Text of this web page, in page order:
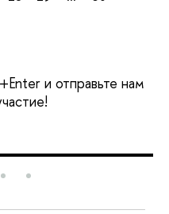
и отправьте нам